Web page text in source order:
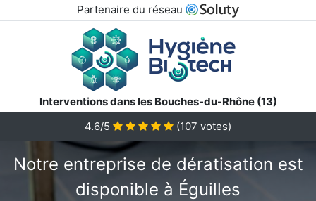
Partenaire du réseau
Interventions dans les Bouches-du-Rhône (13)
4.6/5
(107 votes)
Notre entreprise de dératisation est
disponible à Éguilles